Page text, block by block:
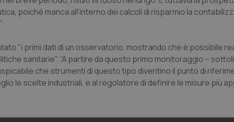
poiché manca all’interno dei calcoli di risparmio la
"i primi dati di un osservatorio, mostrando che è possibile
sanitarie". “A partire da questo primo monitoraggio –
che strumenti di questo tipo diventino il punto di
le scelte industriali, e al regolatore di definire le misure più